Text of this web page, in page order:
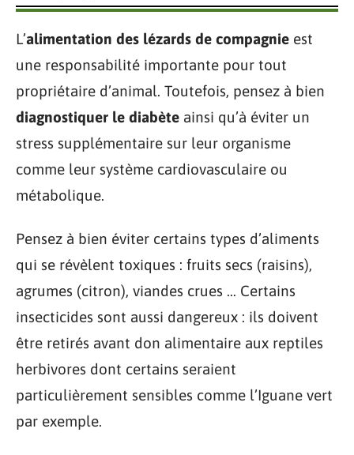
L’alimentation des lézards de compagnie est
une responsabilité importante pour tout
propriétaire d’animal. Toutefois, pensez à bien
diagnostiquer le diabète ainsi qu’à éviter un
stress supplémentaire sur leur organisme
comme leur système cardiovasculaire ou
métabolique.
Pensez à bien éviter certains types d’aliments
qui se révèlent toxiques : fruits secs (raisins),
agrumes (citron), viandes crues … Certains
insecticides sont aussi dangereux : ils doivent
être retirés avant don alimentaire aux reptiles
herbivores dont certains seraient
particulièrement sensibles comme l’Iguane vert
par exemple.